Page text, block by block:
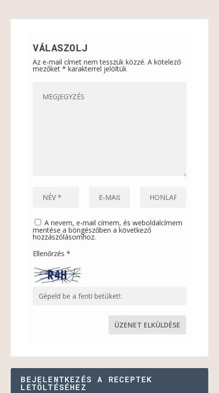
VÁLASZOLJ
Az e-mail címet nem tesszük közzé. A kötelező
mezőket* karakterrel jelöltük
A nevem, e-mail címem, és weboldalcímem
mentése a böngészőben a következő
hozzászólásomhoz.
Ellenőrzés*
BEJELENTKEZÉS A RECEPTEK
LETÖLTÉSÉHEZ